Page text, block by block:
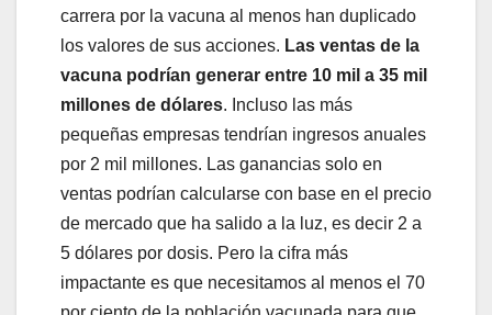
carrera por la vacuna al menos han duplicado
los valores de sus acciones. Las ventas de la
vacuna podrían generar entre 10 mil a 35 mil
millones de dólares. Incluso las más
pequeñas empresas tendrían ingresos anuales
por 2 mil millones. Las ganancias solo en
ventas podrían calcularse con base en el precio
de mercado que ha salido a la luz, es decir 2 a
5 dólares por dosis. Pero la cifra más
impactante es que necesitamos al menos el 70